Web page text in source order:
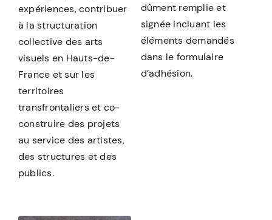
expériences, contribuer
à la structuration
collective des arts
visuels en Hauts-de-
France et sur les
territoires
transfrontaliers et co-
construire des projets
au service des artistes,
des structures et des
publics.
dûment remplie et
signée incluant les
éléments demandés
dans le formulaire
d’adhésion.